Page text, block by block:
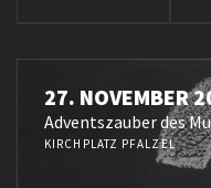
27. NOVEMBER
Adventszauber des
KIRCHPLATZ PFALZEL